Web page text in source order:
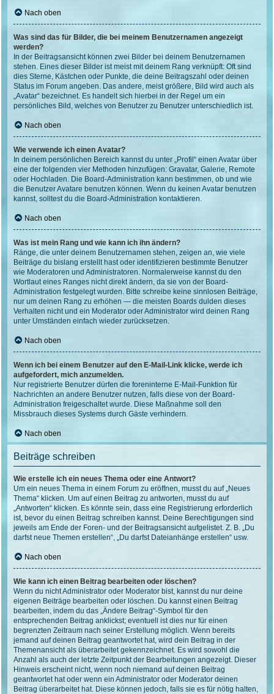
Nach oben
Was sind das für Bilder, die bei meinem Benutzernamen angezeigt
werden?
In der Beitragsansicht können zwei Bilder bei deinem Benutzernamen
stehen. Eines dieser Bilder ist meist mit deinem Rang verknüpft: Oft sind
dies Sterne, Kästchen oder Punkte, die deine Beitragszahl oder deinen
Status im Forum angeben. Das andere, meist größere, Bild wird auch als
„Avatar“ bezeichnet. Es handelt sich hierbei in der Regel um ein
persönliches Bild, welches von Benutzer zu Benutzer unterschiedlich ist.
Nach oben
Wie verwende ich einen Avatar?
In deinem persönlichen Bereich kannst du unter „Profil“ einen Avatar über
eine der folgenden vier Methoden hinzufügen: Gravatar, Galerie, Remote
oder Hochladen. Die Board-Administration kann bestimmen, ob und wie
die Benutzer Avatare benutzen können. Wenn du keinen Avatar benutzen
kannst, solltest du die Board-Administration kontaktieren.
Nach oben
Was ist mein Rang und wie kann ich ihn ändern?
Ränge, die unter deinem Benutzernamen stehen, zeigen an, wie viele
Beiträge du bislang erstellt hast oder identifizieren bestimmte Benutzer
wie Moderatoren und Administratoren. Normalerweise kannst du den
Wortlaut eines Ranges nicht direkt ändern, da sie von der Board-
Administration festgelegt wurden. Bitte schreibe keine sinnlosen Beiträge,
nur um deinen Rang zu erhöhen — die meisten Boards dulden dieses
Verhalten nicht und ein Moderator oder Administrator wird deinen Rang
unter Umständen einfach wieder zurücksetzen.
Nach oben
Wenn ich bei einem Benutzer auf den E-Mail-Link klicke, werde ich
aufgefordert, mich anzumelden.
Nur registrierte Benutzer dürfen die foreninterne E-Mail-Funktion für
Nachrichten an andere Benutzer nutzen, falls diese von der Board-
Administration freigeschaltet wurde. Diese Maßnahme soll den
Missbrauch dieses Systems durch Gäste verhindern.
Nach oben
Beiträge schreiben
Wie erstelle ich ein neues Thema oder eine Antwort?
Um ein neues Thema in einem Forum zu eröffnen, musst du auf „Neues
Thema“ klicken. Um auf einen Beitrag zu antworten, musst du auf
„Antworten“ klicken. Es könnte sein, dass eine Registrierung erforderlich
ist, bevor du einen Beitrag schreiben kannst. Deine Berechtigungen sind
jeweils am Ende der Foren- und der Beitragsansicht aufgelistet. Z. B. „Du
darfst neue Themen erstellen“, „Du darfst Dateianhänge erstellen“ usw.
Nach oben
Wie kann ich einen Beitrag bearbeiten oder löschen?
Wenn du nicht Administrator oder Moderator bist, kannst du nur deine
eigenen Beiträge bearbeiten oder löschen. Du kannst einen Beitrag
bearbeiten, indem du das „Ändere Beitrag“-Symbol für den
entsprechenden Beitrag anklickst; eventuell ist dies nur für einen
begrenzten Zeitraum nach seiner Erstellung möglich. Wenn bereits
jemand auf deinen Beitrag geantwortet hat, wird dein Beitrag in der
Themenansicht als überarbeitet gekennzeichnet. Es wird sowohl die
Anzahl als auch der letzte Zeitpunkt der Bearbeitungen angezeigt. Dieser
Hinweis erscheint nicht, wenn noch niemand auf deinen Beitrag
geantwortet hat oder wenn ein Administrator oder Moderator deinen
Beitrag überarbeitet hat. Diese können jedoch, falls sie es für nötig halten,